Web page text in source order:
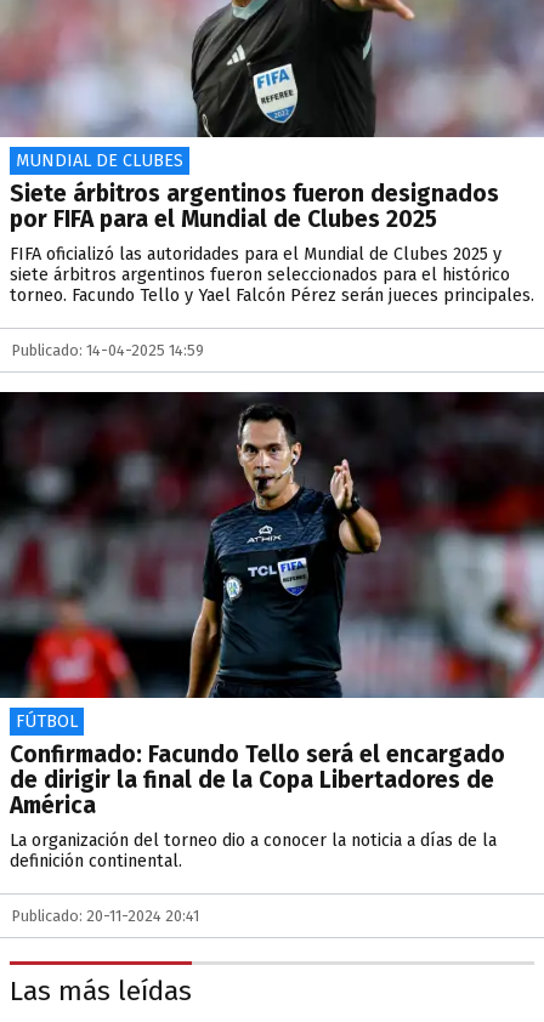
MUNDIAL DE CLUBES
Siete árbitros argentinos fueron designados
por FIFA para el Mundial de Clubes 2025
FIFA oficializó las autoridades para el Mundial de Clubes 2025 y
siete árbitros argentinos fueron seleccionados para el histórico
torneo. Facundo Tello y Yael Falcón Pérez serán jueces principales.
Publicado: 14-04-2025 14:59
FÚTBOL
Confirmado: Facundo Tello será el encargado
de dirigir la final de la Copa Libertadores de
América
La organización del torneo dio a conocer la noticia a días de la
definición continental.
Publicado: 20-11-2024 20:41
Las más leídas